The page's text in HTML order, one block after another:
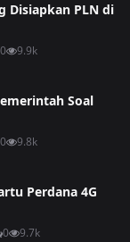
Disiapkan PLN di
0 9.9k
Soal
0 9.8k
Perdana 4G
0 9.7k